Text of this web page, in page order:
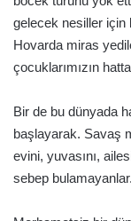
gelecek nesiller için
Hovarda miras
çocuklarımızın
Bir de bu dünyada
başlayarak. Savaş
evini, yuvasını,
sebep bulamayanlar.